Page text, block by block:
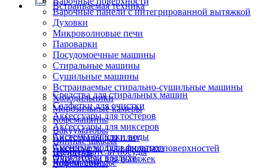
Встраиваемая техника
Варочные панели с интегрированной вытяжкой
Духовки
Микроволновые печи
Пароварки
Посудомоечные машины
Стиральные машины
Сушильные машины
Встраиваемые стирально-сушильные машины
Холодильники
Морозильные камеры
Кофемашины
Вакууматоры
Винные шкафы
Подогреватели посуды
Ящики сомелье
Блендеры
Кофемашины
Очистители воздуха
Системы очистки воды
Сменные модули фильтров
Аксессуары для тостеров
Аксессуары для миксеров
Аксессуары для плит
Аксессуары для варочных поверхностей
Аксессуары для вытяжек
Средства для стиральных машин
Салфетки для очистки